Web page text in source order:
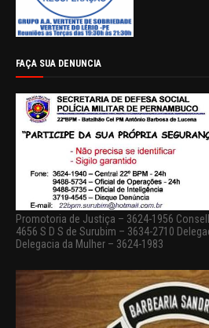
FAÇA SUA DENUNCIA
Promotoria de Justiça – 3624-1956
4656 S D S de Surubim – 3634-2710
Delegacia da Mulher – 3624-1983